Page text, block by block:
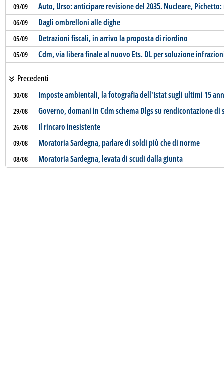
09/09 Auto, Urso: anticipare revisione del 2035. Nucleare,
06/09 Dagli ombrelloni alle dighe
05/09 Detrazioni fiscali, in arrivo la proposta di riordino
05/09 Cdm, via libera finale al nuovo Ets. DL per soluzione
Precedenti
30/08 Imposte ambientali, la fotografia dell'Istat sugli ultimi 15
29/08 Governo, domani in Cdm schema Dlgs su rendicontazione
26/08 Il rincaro inesistente
09/08 Moratoria Sardegna, parlare di soldi più che di norme
08/08 Moratoria Sardegna, levata di scudi dalla giunta